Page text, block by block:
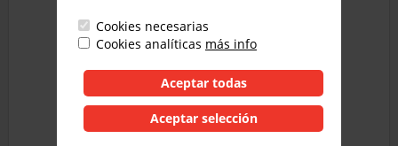
Cookies necesarias
Cookies analíticas más info
Aceptar todas
Aceptar selección